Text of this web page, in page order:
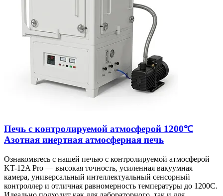
Печь с контролируемой атмосферой 1200℃
Азотная инертная атмосферная печь
Ознакомьтесь с нашей печью с контролируемой атмосферой
KT-12A Pro — высокая точность, усиленная вакуумная
камера, универсальный интеллектуальный сенсорный
контроллер и отличная равномерность температуры до 1200C.